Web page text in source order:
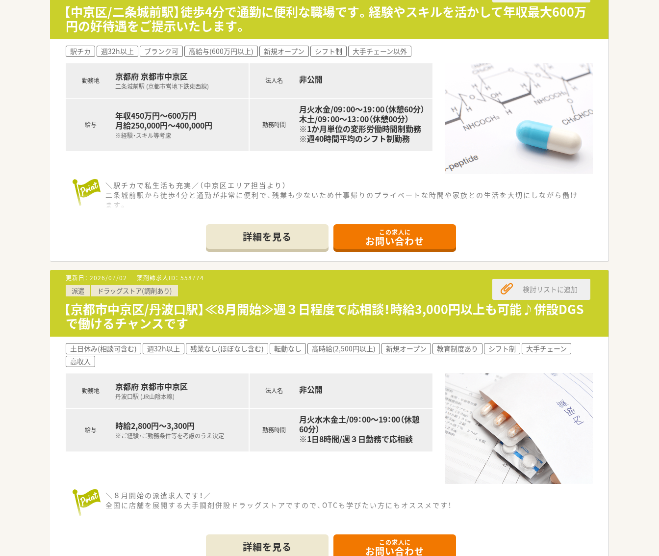
＼教育・研修制度について／
■教育研修制度にも力をいれてらっしゃり、全薬剤師様が出席される学術大会や階層別研修、キャリア薬剤師研修、認定資格取得制度、
各種eラーニング補助などがございます！
■病院・ＭＲ・CROご出身の方も歓迎しております！ご本人様の頑張りなどにもよりますが未経験から数年で薬局長様になられた実績も
ございます♪
未経験・ブランクのある方を受け入れられる体制が整っています
＼福利厚生について／
■単身のお住まいの方には借上社宅・住宅手当がございます！
また全国転勤可能な方は会社負担で5万円の補助があり、エリア限定で働きたい方も33歳11ヶ月まで家賃2万円の手当がございます♪
■選択型確定拠出年金制度・財形貯蓄制度・リゾートマンション・保養所など、長く就業頂けるよう制度が充実しています
【中京区/二条城前駅】徒歩4分で通勤に便利な職場です。経験やスキルを活かして年収最大600万
円の好待遇をご提示いたします。
駅チカ 週32h以上 ブランク可 高給与(600万円以上) 新規オープン シフト制 大手チェーン以外
勤務地 京都府 京都市中京区
二条城前駅 (京都市営地下鉄東西線)
給与
年収450万円～600万円
月給250,000円～400,000円
※経験・スキル等考慮
法人名 非公開
勤務時間
月火水金/09：00～19：00（休憩60分）
木土/09：00～13：00（休憩00分）
※1か月単位の変形労働時間制勤務
※週40時間平均のシフト制勤務
＼駅チカで私生活も充実／（中京区エリア担当より）
二条城前駅から徒歩4分と通勤が非常に便利で、残業も少ないため仕事帰りのプライベートな時間や家族との生活を大切にしながら働け
ます。
【店舗情報と応需状況について】
■二条城前駅から徒歩4分の場所にあり、内科や呼吸器科など複数の処方箋を1日約50枚応需しています。
■調剤や監査のほか服薬指導や施設在宅業務を扱っており、様々な知識やスキルを身に付けられます。
■常時薬剤師2名と事務3名の充実した体制を整えており、お互いに助け合いながら円滑に運営しています。
【募集背景と求める人物像について】
■組織のさらなる成長を見据えて欠員補充と体制強化を図るため、新しい仲間を募集しています。
■調剤業務の経験があり、将来的には会社の中心となって貢献していただける方を求めています。
■施設との交渉や外交的な業務にも積極的に挑戦する意欲や、明るい姿勢を持った方を歓迎します。
【想定される業務内容】
■来局される患者様への調剤や監査、わかりやすい服薬指導など、薬局での基本業務を全般的に担います。
■施設在宅の対応も行っており、地域医療に密着したかかりつけ薬剤師としての専門業務に携わります。
■高い年収を希望される方には、施設との細やかな交渉や外交的な業務などもお任せする予定です。
詳細を見る この求人に
お問い合わせ
更新日： 2026/07/02 薬剤師求人ID： 558774
派遣 ドラッグストア(調剤あり)
【京都市中京区/丹波口駅】≪8月開始≫週３日程度で応相談！時給3,000円以上も可能♪併設DGS
で働けるチャンスです
検討リストに追加
土日休み(相談可含む) 週32h以上 残業なし(ほぼなし含む) 転勤なし 高時給(2,500円以上) 新規オープン 教育制度あり シフト制
大手チェーン
高収入
勤務地 京都府 京都市中京区
丹波口駅 (JR山陰本線)
給与 時給2,800円～3,300円
※ご経験・ご勤務条件等を考慮のうえ決定
法人名 非公開
勤務時間
月火水木金土/09：00～19：00（休憩
60分）
※1日8時間/週３日勤務で応相談
＼８月開始の派遣求人です！／
全国に店舗を展開する大手調剤併設ドラッグストアですので、OTCも学びたい方にもオススメです！
■短期間でがっつりご勤務されたい方にオススメ
■調剤薬局でのご勤務経験がおありになれば、派遣が未経験の方も歓迎いたします◎お気軽にお問い合わせください！
詳細を見る この求人に
お問い合わせ